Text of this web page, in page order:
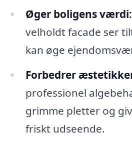
Øger boligens værdi:
velholdt facade ser
kan øge
Forbedrer
professionel
grimme pletter og
friskt udseende.